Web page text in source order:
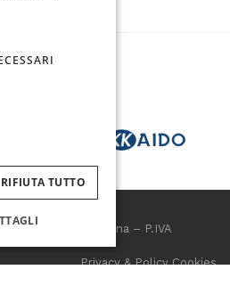
14, 40132 Bologna – P.IVA
Privacy & Policy Cookies
RIFIUTA TUTTO